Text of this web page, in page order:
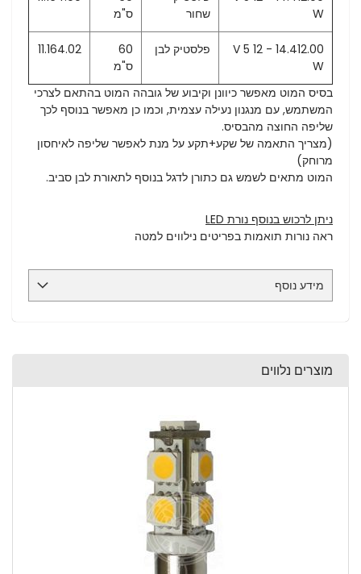
W
שחור
ס"מ
14.412.00 - 12 V 5
W
פלסטיק לבן
60
ס"מ
11.164.02
בסיס המוט מאפשר כיוונן וקיבוע של גובהה המוט בהתאם לצרכי
המשתמש, עם מנגנון נעילה עצמית, וכמו כן מאפשר בנוסף לכך
שליפה החוצה מהבסיס.
(מצריך התאמה של שקע+תקע על מנת לאפשר שליפה לאיחסון
מרוחק)
המוט מתאים לשמש גם כתורן לדגל בנוסף לתאורת לבן סביב.
ניתן לרכוש בנוסף נורת LED
ראה נורות תואמות בפריטים נילווים למטה
מידע נוסף
מוצרים נלווים